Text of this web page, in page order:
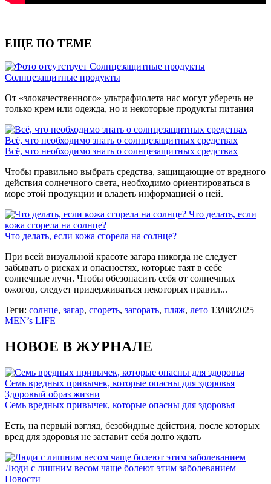
ЕЩЕ ПО ТЕМЕ
Солнцезащитные продукты
Солнцезащитные продукты
От «злокачественного» ультрафиолета нас могут уберечь не
только крем или одежда, но и некоторые продукты питания
Всё, что необходимо знать о солнцезащитных средствах
Всё, что необходимо знать о солнцезащитных средствах
Чтобы правильно выбрать средства, защищающие от вредного
действия солнечного света, необходимо ориентироваться в
море этой продукции и владеть информацией о ней.
Что делать, если
кожа сгорела на солнце?
Что делать, если кожа сгорела на солнце?
При всей визуальной красоте загара никогда не следует
забывать о рисках и опасностях, которые таят в себе
солнечные лучи. Чтобы обезопасить себя от солнечных
ожогов, следует придерживаться некоторых правил...
Теги: солнце, загар, сгореть, загорать, пляж, лето 13/08/2025
MEN’s LIFE
НОВОЕ В ЖУРНАЛЕ
Семь вредных привычек, которые опасны для здоровья
Здоровый образ жизни
Семь вредных привычек, которые опасны для здоровья
Есть, на первый взгляд, безобидные действия, после которых
вред для здоровья не заставит себя долго ждать
Люди с лишним весом чаще болеют этим заболеванием
Новости